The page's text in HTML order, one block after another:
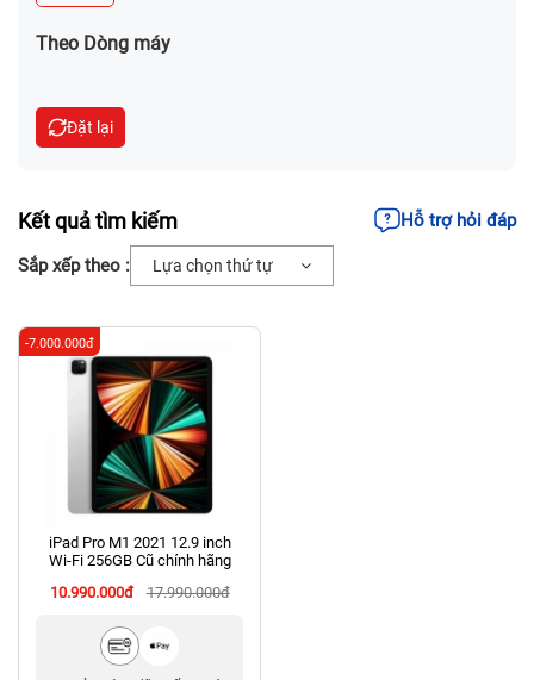
Theo Dòng máy
Đặt lại
Kết quả tìm kiếm Hỗ trợ hỏi đáp
Sắp xếp theo : Lựa chọn thứ tự
iPad Pro M1 2021 12.9 inch
10.990.000đ
17.990.000đ
-7.000.000đ